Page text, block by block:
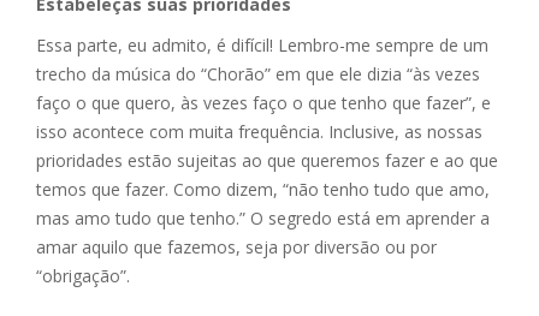
Essa parte, eu admito, é difícil! Lembro-me sempre de um
trecho da música do “Chorão” em que ele dizia “às vezes
faço o que quero, às vezes faço o que tenho que fazer”, e
isso acontece com muita frequência. Inclusive, as nossas
prioridades estão sujeitas ao que queremos fazer e ao que
temos que fazer. Como dizem, “não tenho tudo que amo,
mas amo tudo que tenho.” O segredo está em aprender a
amar aquilo que fazemos, seja por diversão ou por
“obrigação”.